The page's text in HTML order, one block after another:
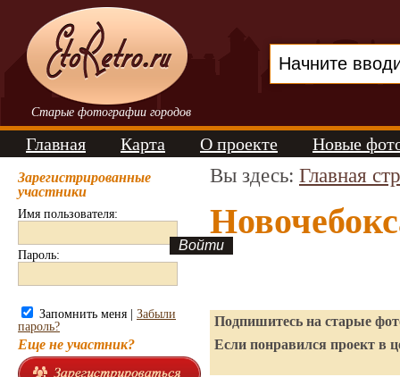
Старые фотографии городов
Главная Карта О проекте Новые
Зарегистрированные
участники
Имя пользователя:
Пароль:
Запомнить меня | Забыли
пароль?
Еще не участник?
Вы здесь: Главная
Подпишитесь на старые
Если понравился проект в